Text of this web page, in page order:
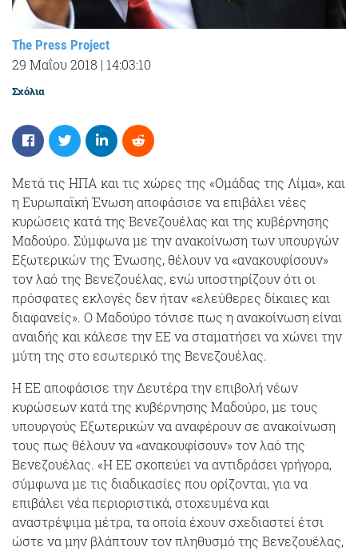
The Press Project
29 Μαΐου 2018 | 14:03:10
Σχόλια
Μετά τις ΗΠΑ και τις χώρες της «Ομάδας της Λίμα», και
η Ευρωπαϊκή Ένωση αποφάσισε να επιβάλει νέες
κυρώσεις κατά της Βενεζουέλας και της κυβέρνησης
Μαδούρο. Σύμφωνα με την ανακοίνωση των υπουργών
Εξωτερικών της Ένωσης, θέλουν να «ανακουφίσουν»
τον λαό της Βενεζουέλας, ενώ υποστηρίζουν ότι οι
πρόσφατες εκλογές δεν ήταν «ελεύθερες δίκαιες και
διαφανείς». Ο Μαδούρο τόνισε πως η ανακοίνωση είναι
αναιδής και κάλεσε την ΕΕ να σταματήσει να χώνει την
μύτη της στο εσωτερικό της Βενεζουέλας.
Η ΕΕ αποφάσισε την Δευτέρα την επιβολή νέων
κυρώσεων κατά της κυβέρνησης Μαδούρο, με τους
υπουργούς Εξωτερικών να αναφέρουν σε ανακοίνωση
τους πως θέλουν να «ανακουφίσουν» τον λαό της
Βενεζουέλας. «Η ΕΕ σκοπεύει να αντιδράσει γρήγορα,
σύμφωνα με τις διαδικασίες που ορίζονται, για να
επιβάλει νέα περιοριστικά, στοχευμένα και
αναστρέψιμα μέτρα, τα οποία έχουν σχεδιαστεί έτσι
ώστε να μην βλάπτουν τον πληθυσμό της Βενεζουέλας,